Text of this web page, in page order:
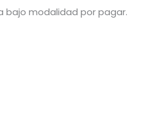
bajo modalidad por pagar.